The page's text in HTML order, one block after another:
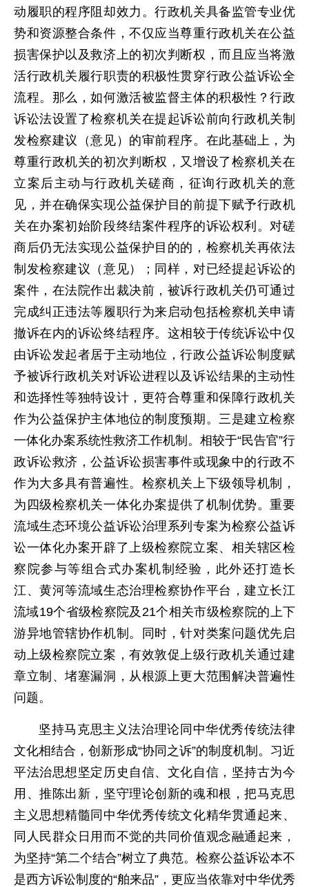
动履职的程序阻却效力。行政机关具备监管专业优
势和资源整合条件，不仅应当尊重行政机关在公益
损害保护以及救济上的初次判断权，而且应当将激
活行政机关履行职责的积极性贯穿行政公益诉讼全
流程。那么，如何激活被监督主体的积极性？行政
诉讼法设置了检察机关在提起诉讼前向行政机关制
发检察建议（意见）的审前程序。在此基础上，为
尊重行政机关的初次判断权，又增设了检察机关在
立案后主动与行政机关磋商，征询行政机关的意
见，并在确保实现公益保护目的前提下赋予行政机
关在办案初始阶段终结案件程序的诉讼权利。对磋
商后仍无法实现公益保护目的的，检察机关再依法
制发检察建议（意见）；同样，对已经提起诉讼的
案件，在法院作出裁决前，被诉行政机关仍可通过
完成纠正违法等履职行为来启动包括检察机关申请
撤诉在内的诉讼终结程序。这相较于传统诉讼中仅
由诉讼发起者居于主动地位，行政公益诉讼制度赋
予被诉行政机关对诉讼进程以及诉讼结果的主动性
和选择性等独特设计，更符合尊重和保障行政机关
作为公益保护主体地位的制度预期。三是建立检察
一体化办案系统性救济工作机制。相较于“民告官”行
政诉讼救济，公益诉讼损害事件或现象中的行政不
作为大多具有普遍性。检察机关上下级领导机制，
为四级检察机关一体化办案提供了机制优势。重要
流域生态环境公益诉讼治理系列专案为检察公益诉
讼一体化办案开辟了上级检察院立案、相关辖区检
察院参与等组合式办案机制经验，此外还打造长
江、黄河等流域生态治理检察协作平台，建立长江
流域19个省级检察院及21个相关市级检察院的上下
游异地管辖协作机制。同时，针对类案问题优先启
动上级检察院立案，有效敦促上级行政机关通过建
章立制、堵塞漏洞，从根源上更大范围解决普遍性
问题。
坚持马克思主义法治理论同中华优秀传统法律
文化相结合，创新形成“协同之诉”的制度机制。习近
平法治思想坚定历史自信、文化自信，坚持古为今
用、推陈出新，坚守理论创新的魂和根，把马克思
主义思想精髓同中华优秀传统文化精华贯通起来、
同人民群众日用而不觉的共同价值观念融通起来，
为坚持“第二个结合”树立了典范。检察公益诉讼本不
是西方诉讼制度的“舶来品”，更应当依靠对中华优秀